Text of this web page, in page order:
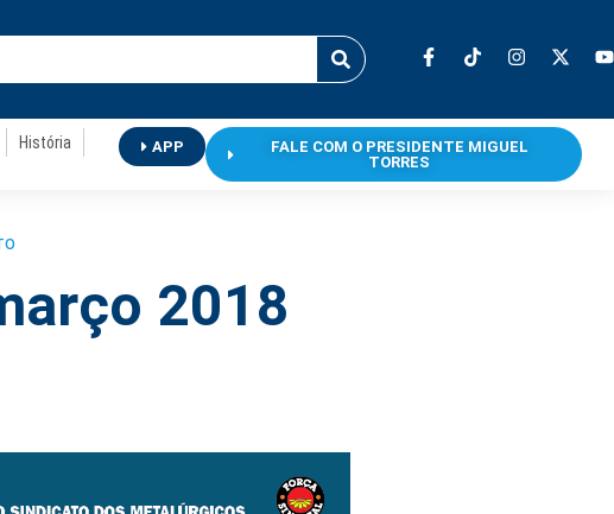
História
APP
FALE COM O PRESIDENTE MIGUEL
TORRES
2018